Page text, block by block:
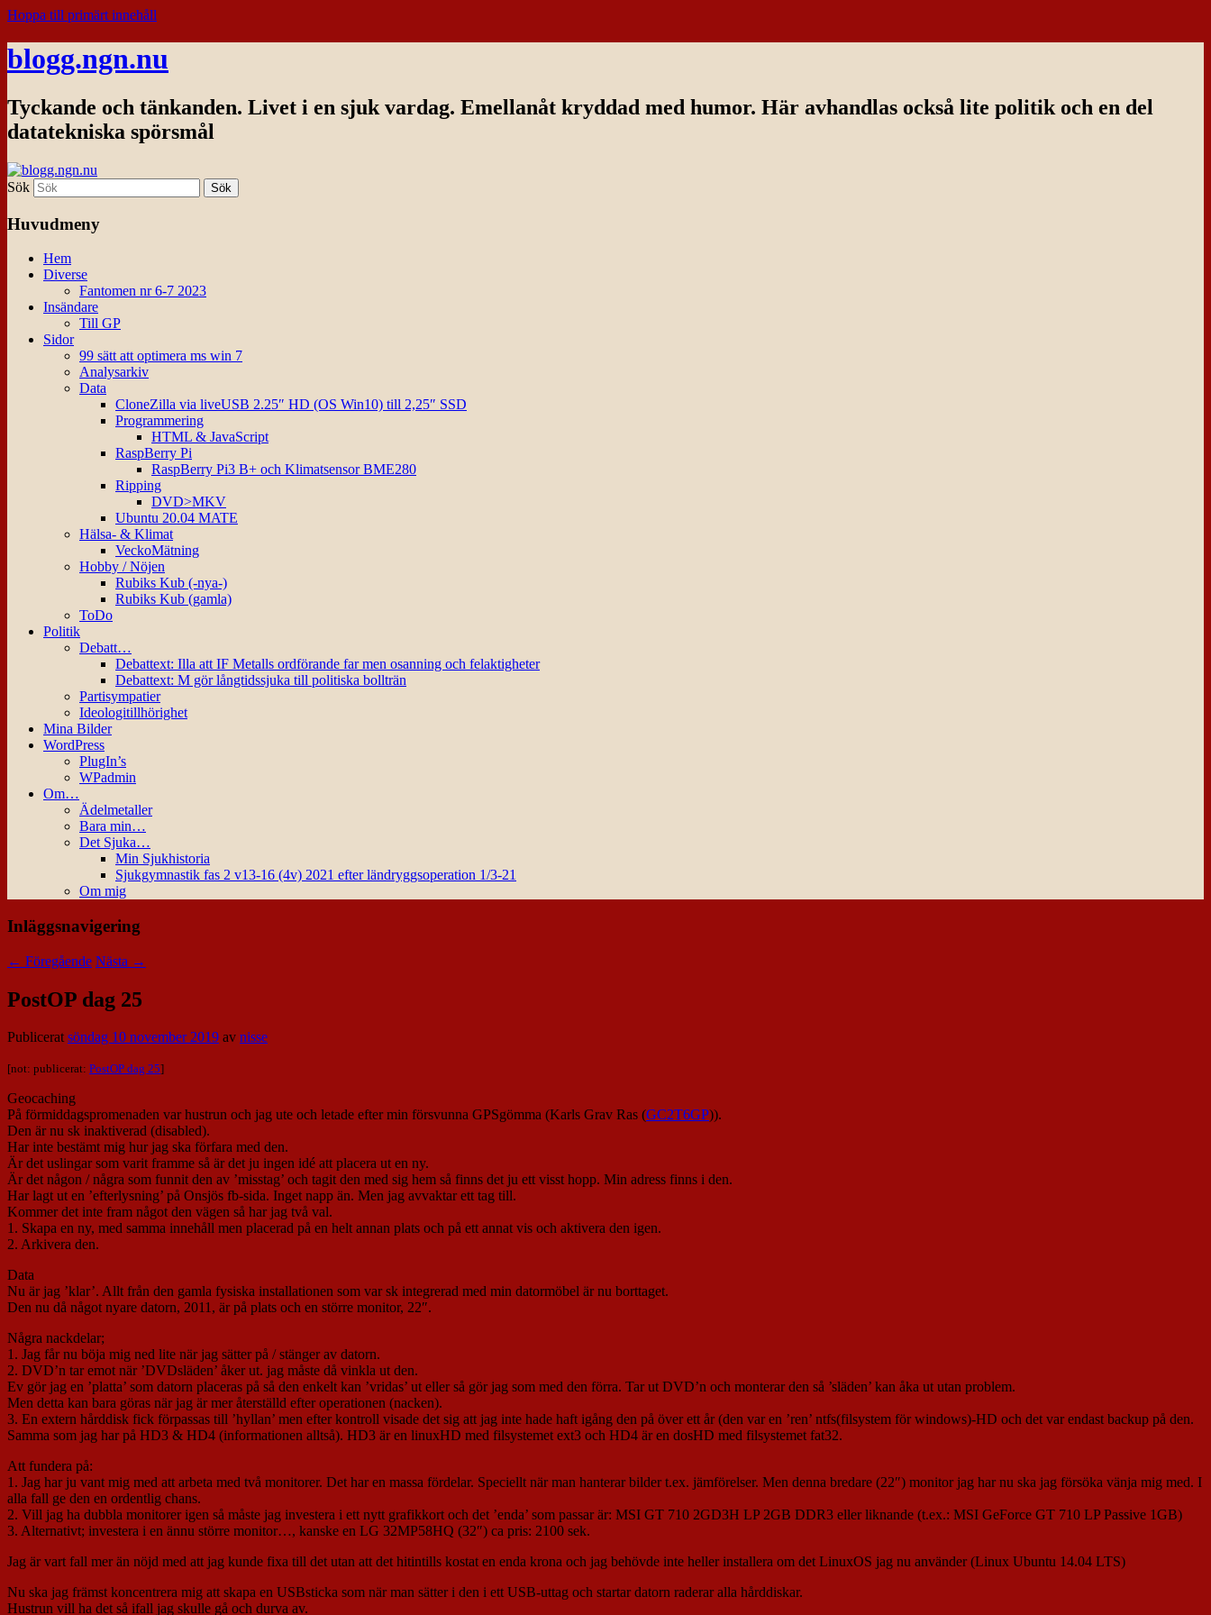
Hoppa till primärt innehåll
blogg.ngn.nu
Tyckande och tänkanden. Livet i en sjuk vardag. Emellanåt kryddad med humor. Här avhandlas också lite politik och en del
datatekniska spörsmål
Sök
Huvudmeny
Hem
Diverse
Fantomen nr 6-7 2023
Insändare
Till GP
Sidor
99 sätt att optimera ms win 7
Analysarkiv
Data
CloneZilla via liveUSB 2.25″ HD (OS Win10) till 2,25″ SSD
Programmering
HTML & JavaScript
RaspBerry Pi
RaspBerry Pi3 B+ och Klimatsensor BME280
Ripping
DVD>MKV
Ubuntu 20.04 MATE
Hälsa- & Klimat
VeckoMätning
Hobby / Nöjen
Rubiks Kub (-nya-)
Rubiks Kub (gamla)
ToDo
Politik
Debatt…
Debattext: Illa att IF Metalls ordförande far men osanning och felaktigheter
Debattext: M gör långtidssjuka till politiska bollträn
Partisympatier
Ideologitillhörighet
Mina Bilder
WordPress
PlugIn’s
WPadmin
Om…
Ädelmetaller
Bara min…
Det Sjuka…
Min Sjukhistoria
Sjukgymnastik fas 2 v13-16 (4v) 2021 efter ländryggsoperation 1/3-21
Om mig
Inläggsnavigering
← Föregående Nästa →
PostOP dag 25
Publiceratsöndag 10 november 2019 av nisse
[not: publicerat: PostOP dag 25]
Geocaching
På förmiddagspromenaden var hustrun och jag ute och letade efter min försvunna GPSgömma (Karls Grav Ras (GC2T6GP)).
Den är nu sk inaktiverad (disabled).
Har inte bestämt mig hur jag ska förfara med den.
Är det uslingar som varit framme så är det ju ingen idé att placera ut en ny.
Är det någon / några som funnit den av ’misstag’ och tagit den med sig hem så finns det ju ett visst hopp. Min adress finns i den.
Har lagt ut en ’efterlysning’ på Onsjös fb-sida. Inget napp än. Men jag avvaktar ett tag till.
Kommer det inte fram något den vägen så har jag två val.
1. Skapa en ny, med samma innehåll men placerad på en helt annan plats och på ett annat vis och aktivera den igen.
2. Arkivera den.
Data
Nu är jag ’klar’. Allt från den gamla fysiska installationen som var sk integrerad med min datormöbel är nu borttaget.
Den nu då något nyare datorn, 2011, är på plats och en större monitor, 22″.
Några nackdelar;
1. Jag får nu böja mig ned lite när jag sätter på / stänger av datorn.
2. DVD’n tar emot när ’DVDsläden’ åker ut. jag måste då vinkla ut den.
Ev gör jag en ’platta’ som datorn placeras på så den enkelt kan ’vridas’ ut eller så gör jag som med den förra. Tar ut DVD’n och monterar den så ’släden’ kan åka ut utan problem.
Men detta kan bara göras när jag är mer återställd efter operationen (nacken).
3. En extern hårddisk fick förpassas till ’hyllan’ men efter kontroll visade det sig att jag inte hade haft igång den på över ett år (den var en ’ren’ ntfs(filsystem för windows)-HD och det var endast backup på den.
Samma som jag har på HD3 & HD4 (informationen alltså). HD3 är en linuxHD med filsystemet ext3 och HD4 är en dosHD med filsystemet fat32.
Att fundera på:
1. Jag har ju vant mig med att arbeta med två monitorer. Det har en massa fördelar. Speciellt när man hanterar bilder t.ex. jämförelser. Men denna bredare (22″) monitor jag har nu ska jag försöka vänja mig med. I
alla fall ge den en ordentlig chans.
2. Vill jag ha dubbla monitorer igen så måste jag investera i ett nytt grafikkort och det ’enda’ som passar är: MSI GT 710 2GD3H LP 2GB DDR3 eller liknande (t.ex.: MSI GeForce GT 710 LP Passive 1GB)
3. Alternativt; investera i en ännu större monitor…, kanske en LG 32MP58HQ (32″) ca pris: 2100 sek.
Jag är vart fall mer än nöjd med att jag kunde fixa till det utan att det hitintills kostat en enda krona och jag behövde inte heller installera om det LinuxOS jag nu använder (Linux Ubuntu 14.04 LTS)
Nu ska jag främst koncentrera mig att skapa en USBsticka som när man sätter i den i ett USB-uttag och startar datorn raderar alla hårddiskar.
Hustrun vill ha det så ifall jag skulle gå och durva av.